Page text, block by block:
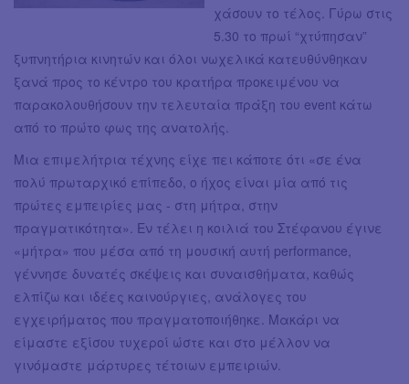
χάσουν το τέλος. Γύρω στις
5.30 το πρωί “χτύπησαν”
ξυπνητήρια κινητών και όλοι νωχελικά κατευθύνθηκαν
ξανά προς το κέντρο του κρατήρα προκειμένου να
παρακολουθήσουν την τελευταία πράξη του event κάτω
από το πρώτο φως της ανατολής.
Μια επιμελήτρια τέχνης είχε πει κάποτε ότι «σε ένα
πολύ πρωταρχικό επίπεδο, ο ήχος είναι μία από τις
πρώτες εμπειρίες μας - στη μήτρα, στην
πραγματικότητα». Εν τέλει η κοιλιά του Στέφανου έγινε
«μήτρα» που μέσα από τη μουσική αυτή performance,
γέννησε δυνατές σκέψεις και συναισθήματα, καθώς
ελπίζω και ιδέες καινούργιες, ανάλογες του
εγχειρήματος που πραγματοποιήθηκε. Μακάρι να
είμαστε εξίσου τυχεροί ώστε και στο μέλλον να
γινόμαστε μάρτυρες τέτοιων εμπειριών.